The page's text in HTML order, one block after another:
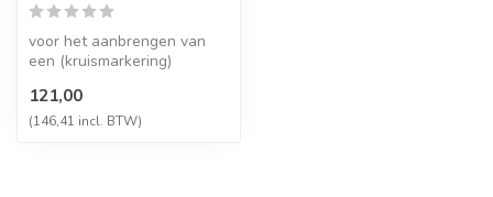
voor het aanbrengen van
een (kruismarkering)
nooduitgangen/brandh...
121,00
(146,41 incl. BTW)